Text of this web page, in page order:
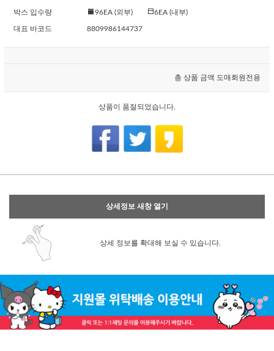
박스 입수량 96EA (외부) 6EA (내부)
대표 바코드 8809986144737
총 상품 금액 도매회원전용
상품이 품절되었습니다.
상세정보 새창 열기
상세 정보를 확대해 보실 수 있습니다.